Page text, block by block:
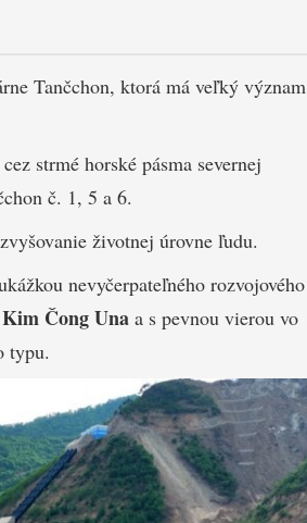
Tančchon, ktorá má veľký význam
strmé horské pásma severnej
č. 1, 5 a 6.
životnej úrovne ľudu.
nevyčerpateľného rozvojového
Kim Čong Una a s pevnou vierou vo
typu.